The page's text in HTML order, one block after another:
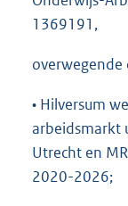
1369191,
overwegende
• Hilversum
arbeidsmarkt
Utrecht en
2020-2026;